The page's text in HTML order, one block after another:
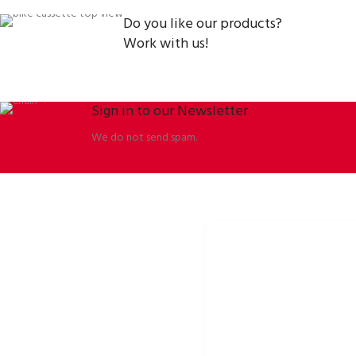
Do you like our products?
Work with us!
Sign in to our Newsletter
We do not send spam.